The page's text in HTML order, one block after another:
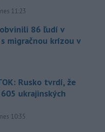
11:23
86 ľudí v
migračnou krízou v
Rusko tvrdí, že
ukrajinských
10:35